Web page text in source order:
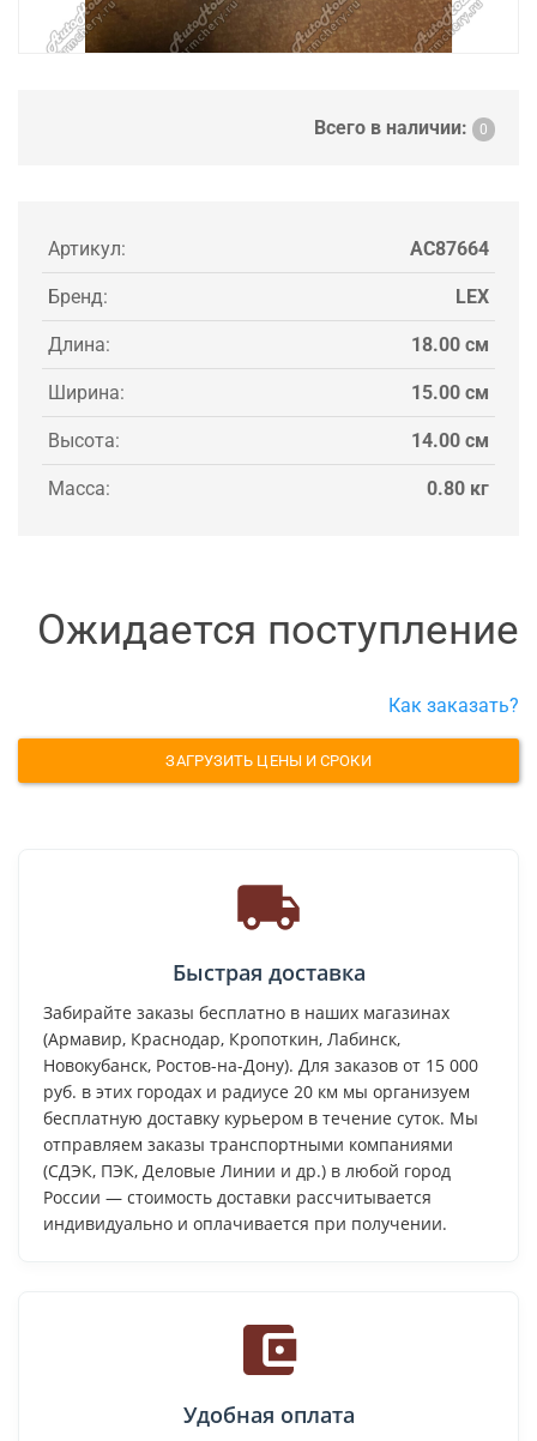
Всего в наличии: 0
Артикул: AC87664
Бренд: LEX
Длина: 18.00 см
Ширина: 15.00 см
Высота: 14.00 см
Масса: 0.80 кг
Ожидается поступление
Как заказать?
ЗАГРУЗИТЬ ЦЕНЫ И СРОКИ
Быстрая доставка
Забирайте заказы бесплатно в наших магазинах
(Армавир, Краснодар, Кропоткин, Лабинск,
Новокубанск, Ростов-на-Дону). Для заказов от 15 000
руб. в этих городах и радиусе 20 км мы организуем
бесплатную доставку курьером в течение суток. Мы
отправляем заказы транспортными компаниями
(СДЭК, ПЭК, Деловые Линии и др.) в любой город
России — стоимость доставки рассчитывается
индивидуально и оплачивается при получении.
Удобная оплата